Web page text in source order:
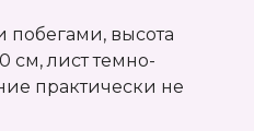
побегами, высота
см, лист темно-
практически не